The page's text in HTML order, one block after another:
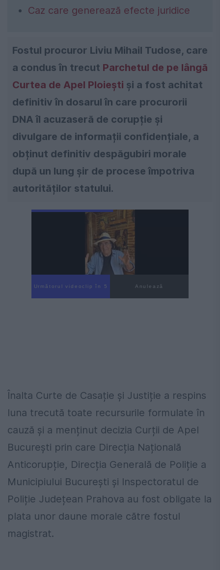
Caz care generează efecte juridice
Fostul procuror Liviu Mihail Tudose, care
a condus în trecut Parchetul de pe lângă
Curtea de Apel Ploiești și a fost achitat
definitiv în dosarul în care procurorii
DNA îl acuzaseră de corupție și
divulgare de informații confidențiale, a
obținut definitiv despăgubiri morale
după un lung șir de procese împotriva
autorităților statului.
Următorul videoclip în 3 Anulează
Înalta Curte de Casație și Justiție a respins
luna trecută toate recursurile formulate în
cauză și a menținut decizia Curții de Apel
București prin care Direcția Națională
Anticorupție, Direcția Generală de Poliție a
Municipiului București și Inspectoratul de
Poliție Județean Prahova au fost obligate la
plata unor daune morale către fostul
magistrat.